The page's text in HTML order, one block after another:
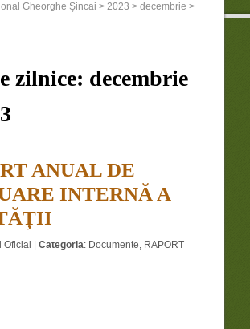
Gheorghe Şincai >2023 >decembrie >
zilnice: decembrie
ANUAL DE
INTERNĂ A
Oficial |Categoria: Documente, RAPORT